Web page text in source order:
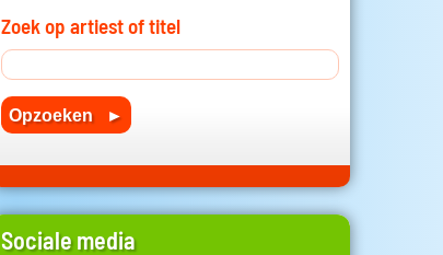
Zoek op artiest of titel
Sociale media